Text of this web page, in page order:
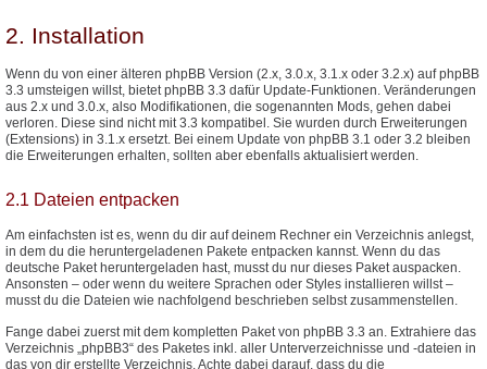
2. Installation
Wenn du von einer älteren phpBB Version (2.x, 3.0.x, 3.1.x oder 3.2.x) auf phpBB
3.3 umsteigen willst, bietet phpBB 3.3 dafür Update-Funktionen. Veränderungen
aus 2.x und 3.0.x, also Modifikationen, die sogenannten Mods, gehen dabei
verloren. Diese sind nicht mit 3.3 kompatibel. Sie wurden durch Erweiterungen
(Extensions) in 3.1.x ersetzt. Bei einem Update von phpBB 3.1 oder 3.2 bleiben
die Erweiterungen erhalten, sollten aber ebenfalls aktualisiert werden.
2.1 Dateien entpacken
Am einfachsten ist es, wenn du dir auf deinem Rechner ein Verzeichnis anlegst,
in dem du die heruntergeladenen Pakete entpacken kannst. Wenn du das
deutsche Paket heruntergeladen hast, musst du nur dieses Paket auspacken.
Ansonsten – oder wenn du weitere Sprachen oder Styles installieren willst –
musst du die Dateien wie nachfolgend beschrieben selbst zusammenstellen.
Fange dabei zuerst mit dem kompletten Paket von phpBB 3.3 an. Extrahiere das
Verzeichnis „phpBB3“ des Paketes inkl. aller Unterverzeichnisse und -dateien in
das von dir erstellte Verzeichnis. Achte dabei darauf, dass du die